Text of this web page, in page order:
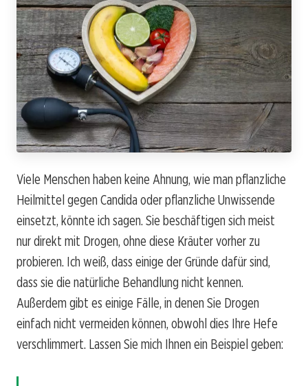
Viele Menschen haben keine Ahnung, wie man pflanzliche
Heilmittel gegen Candida oder pflanzliche Unwissende
einsetzt, könnte ich sagen. Sie beschäftigen sich meist
nur direkt mit Drogen, ohne diese Kräuter vorher zu
probieren. Ich weiß, dass einige der Gründe dafür sind,
dass sie die natürliche Behandlung nicht kennen.
Außerdem gibt es einige Fälle, in denen Sie Drogen
einfach nicht vermeiden können, obwohl dies Ihre Hefe
verschlimmert. Lassen Sie mich Ihnen ein Beispiel geben: